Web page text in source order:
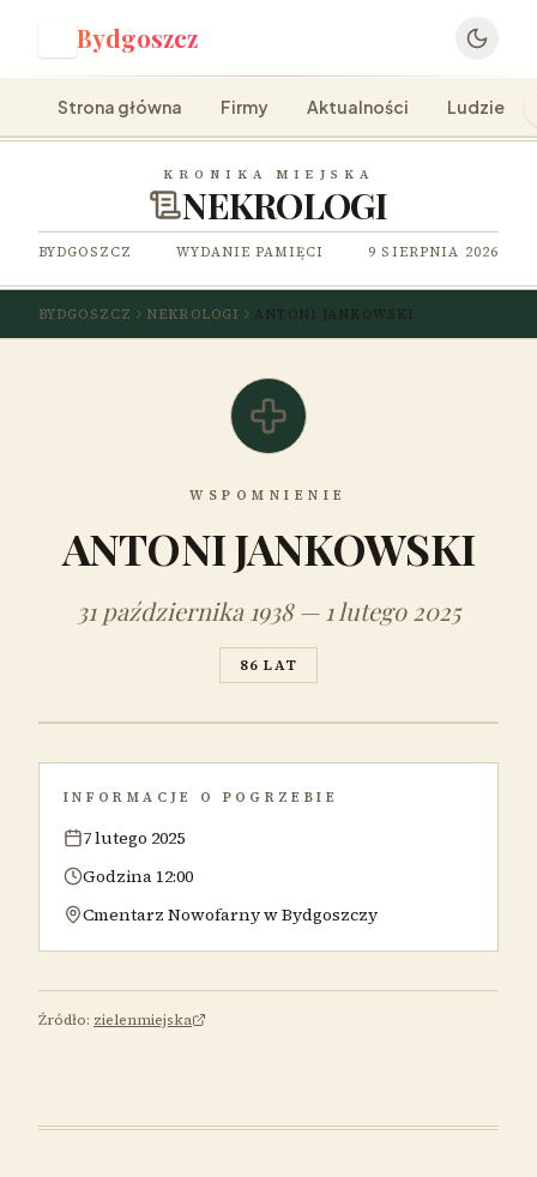
Bydgoszcz
Strona główna Firmy Aktualności Ludzie
KRONIKA MIEJSKA
NEKROLOGI
BYDGOSZCZ WYDANIE PAMIĘCI 9 SIERPNIA 2026
BYDGOSZCZ NEKROLOGI ANTONI JANKOWSKI
WSPOMNIENIE
ANTONI JANKOWSKI
31 października 1938 — 1 lutego 2025
86 LAT
INFORMACJE O POGRZEBIE
7 lutego 2025
Godzina 12:00
Cmentarz Nowofarny w Bydgoszczy
Źródło: zielenmiejska